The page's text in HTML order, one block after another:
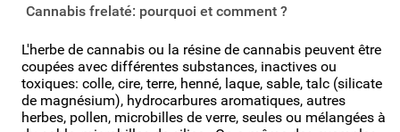
Cannabis frelaté: pourquoi et comment ?
L'herbe de cannabis ou la résine de cannabis peuvent être
coupées avec différentes substances, inactives ou
toxiques: colle, cire, terre, henné, laque, sable, talc (silicate
de magnésium), hydrocarbures aromatiques, autres
herbes, pollen, microbilles de verre, seules ou mélangées à